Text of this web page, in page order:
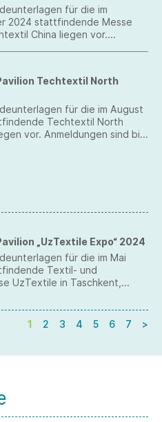
für die im
2024 stattfindende Messe
China liegen vor.
Pavilion auf der UzTextile
wurde nicht erreicht.
Techtextil North
für die im August
Techtextil North
vor. Anmeldungen sind bis
„UzTextile Expo“ 2024
für die im Mai
Textil- und
UzTextile in Taschkent,
2024 möglich.
1
2 3 4 5 6 7 >